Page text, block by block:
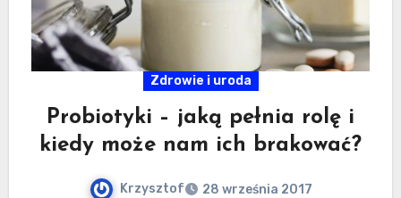
Zdrowie i uroda
Probiotyki – jaką pełnia rolę i
kiedy może nam ich brakować?
Krzysztof
28 września 2017